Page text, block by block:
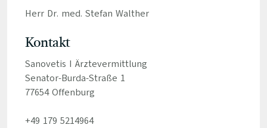
Herr Dr. med. Stefan Walther
Kontakt
Sanovetis I Ärztevermittlung
Senator-Burda-Straße 1
77654 Offenburg
+49 179 5214964